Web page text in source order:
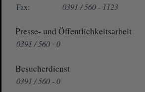
Fax:
0391 / 560 - 1123
Presse- und Öffentlichkeitsarbeit
0391 / 560 - 0
Besucherdienst
0391 / 560 - 0